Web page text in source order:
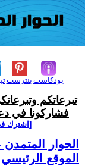
بنترست بودكاست
تبرعاتكم
فشاركونا في
[اشترك
الحوار
الموقع الرئيسي